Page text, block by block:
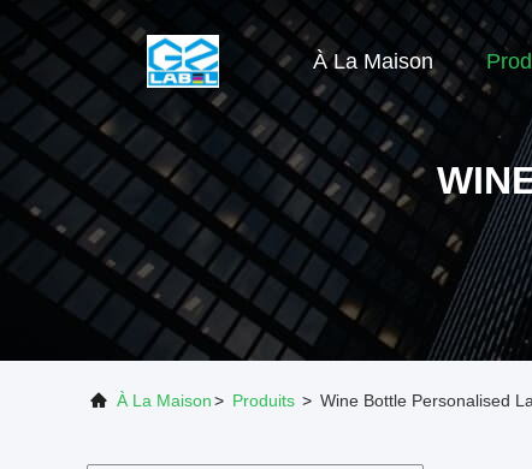
À La Maison
À La Maison> Produits > Wine Bottle Personalised